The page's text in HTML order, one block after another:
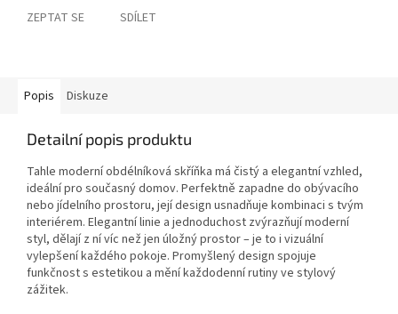
ZEPTAT SE SDÍLET
Popis Diskuze
Detailní popis produktu
Tahle moderní obdélníková skříňka má čistý a elegantní vzhled,
ideální pro současný domov. Perfektně zapadne do obývacího
nebo jídelního prostoru, její design usnadňuje kombinaci s tvým
interiérem. Elegantní linie a jednoduchost zvýrazňují moderní
styl, dělají z ní víc než jen úložný prostor – je to i vizuální
vylepšení každého pokoje. Promyšlený design spojuje
funkčnost s estetikou a mění každodenní rutiny ve stylový
zážitek.